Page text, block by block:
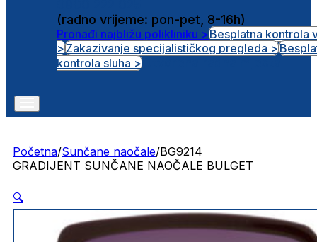
(radno vrijeme: pon-pet, 8-16h)
Pronađi najbližu polikliniku >Besplatna kontrola
>Zakazivanje specijalističkog pregleda >
kontrola sluha >
Početna/Sunčane naočale/BG9214
GRADIJENT SUNČANE NAOČALE BULGET
🔍